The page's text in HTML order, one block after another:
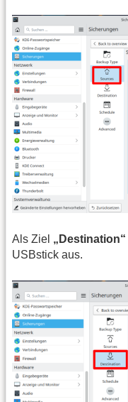
Als Ziel „Destination“
USBstick aus.